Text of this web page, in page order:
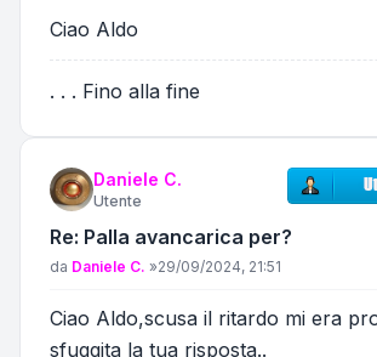
Ciao Aldo
. . . Fino alla fine
Daniele C.
Utente
Re: Palla avancarica per?
Messaggio
da Daniele C. »29/09/2024, 21:51
Ciao Aldo,scusa il ritardo mi era
sfuggita la tua risposta..